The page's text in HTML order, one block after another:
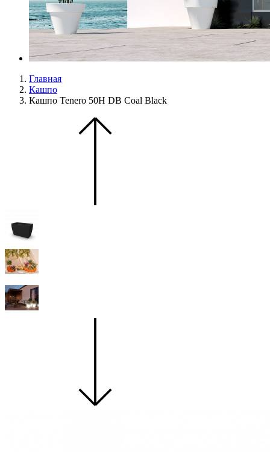
Главная
Кашпо
Кашпо Tenero 50H DB Coal Black